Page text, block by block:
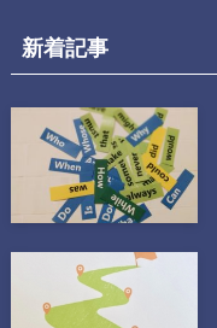
新着記事